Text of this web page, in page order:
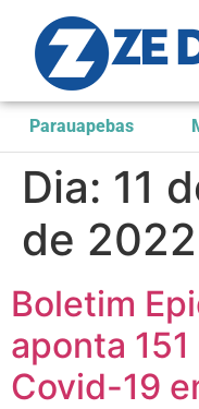
Parauapebas
Dia: 11
de 2022
Boletim
aponta
Covid-19